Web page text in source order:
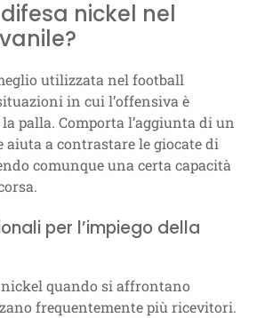
nickel nel
utilizzata nel football
in cui l’offensiva è
palla. Comporta l’aggiunta di un
aiuta a contrastare le giocate di
comunque una certa capacità
per l’impiego della
quando si affrontano
frequentemente più ricevitori.